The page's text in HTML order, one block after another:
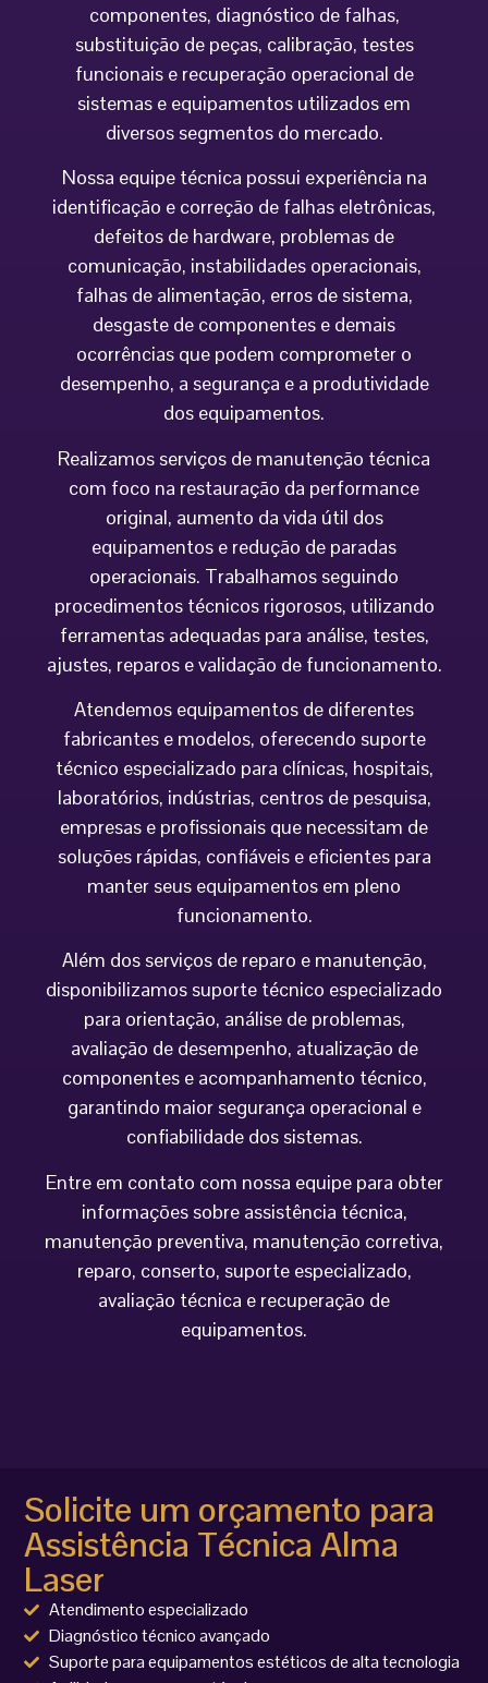
componentes, diagnóstico de falhas,
substituição de peças, calibração, testes
funcionais e recuperação operacional de
sistemas e equipamentos utilizados em
diversos segmentos do mercado.
Nossa equipe técnica possui experiência na
identificação e correção de falhas eletrônicas,
defeitos de hardware, problemas de
comunicação, instabilidades operacionais,
falhas de alimentação, erros de sistema,
desgaste de componentes e demais
ocorrências que podem comprometer o
desempenho, a segurança e a produtividade
dos equipamentos.
Realizamos serviços de manutenção técnica
com foco na restauração da performance
original, aumento da vida útil dos
equipamentos e redução de paradas
operacionais. Trabalhamos seguindo
procedimentos técnicos rigorosos, utilizando
ferramentas adequadas para análise, testes,
ajustes, reparos e validação de funcionamento.
Atendemos equipamentos de diferentes
fabricantes e modelos, oferecendo suporte
técnico especializado para clínicas, hospitais,
laboratórios, indústrias, centros de pesquisa,
empresas e profissionais que necessitam de
soluções rápidas, confiáveis e eficientes para
manter seus equipamentos em pleno
funcionamento.
Além dos serviços de reparo e manutenção,
disponibilizamos suporte técnico especializado
para orientação, análise de problemas,
avaliação de desempenho, atualização de
componentes e acompanhamento técnico,
garantindo maior segurança operacional e
confiabilidade dos sistemas.
Entre em contato com nossa equipe para obter
informações sobre assistência técnica,
manutenção preventiva, manutenção corretiva,
reparo, conserto, suporte especializado,
avaliação técnica e recuperação de
equipamentos.
Solicite um orçamento para
Assistência Técnica Alma
Laser
Atendimento especializado
Diagnóstico técnico avançado
Suporte para equipamentos estéticos de alta tecnologia